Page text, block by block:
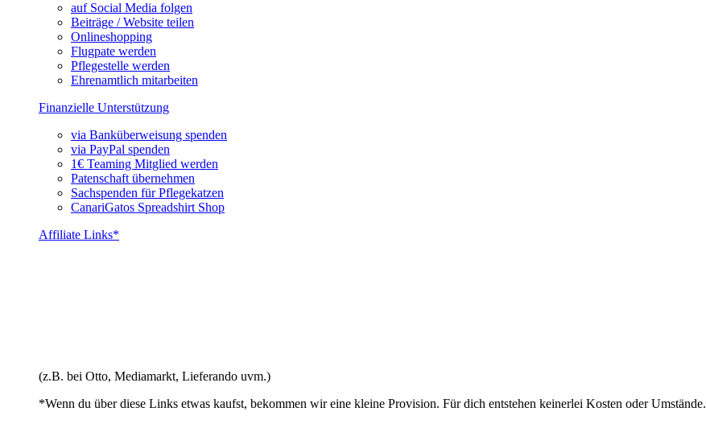
auf Social Media folgen
Beiträge / Website teilen
Onlineshopping
Flugpate werden
Pflegestelle werden
Ehrenamtlich mitarbeiten
Finanzielle Unterstützung
via Banküberweisung spenden
via PayPal spenden
1€ Teaming Mitglied werden
Patenschaft übernehmen
Sachspenden für Pflegekatzen
CanariGatos Spreadshirt Shop
Affiliate Links*
(z.B. bei Otto, Mediamarkt, Lieferando uvm.)
*Wenn du über diese Links etwas kaufst, bekommen wir eine kleine Provision. Für dich entstehen keinerlei Kosten oder Umstände.